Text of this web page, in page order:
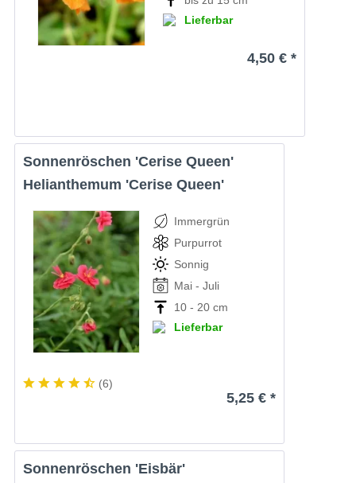
Lieferbar
4,50 € *
Sonnenröschen 'Cerise Queen'
Helianthemum 'Cerise Queen'
Immergrün
Purpurrot
Sonnig
Mai - Juli
10 - 20 cm
Lieferbar
(6)
5,25 € *
Sonnenröschen 'Eisbär'